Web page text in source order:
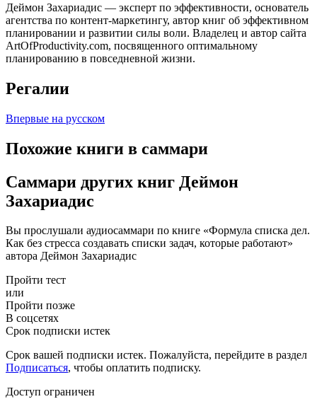
Деймон Захариадис — эксперт по эффективности, основатель
агентства по контент-маркетингу, автор книг об эффективном
планировании и развитии силы воли. Владелец и автор сайта
ArtOfProductivity.com, посвященного оптимальному
планированию в повседневной жизни.
Регалии
Впервые на русском
Похожие книги в саммари
Саммари других книг Деймон
Захариадис
Вы прослушали аудиосаммари по книге «Формула списка дел.
Как без стресса создавать списки задач, которые работают»
автора Деймон Захариадис
Пройти тест
или
Пройти позже
В соцсетях
Срок подписки истек
Срок вашей подписки истек. Пожалуйста, перейдите в раздел
Подписаться, чтобы оплатить подписку.
Доступ ограничен